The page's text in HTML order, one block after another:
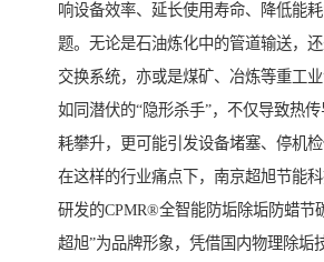
响设备效率、延长使用寿命、降低能
题。无论是石油炼化中的管道输送，
交换系统，亦或是煤矿、冶炼等重工
如同潜伏的“隐形杀手”，不仅导致热
耗攀升，更可能引发设备堵塞、停机检
在这样的行业痛点下，南京超旭节能
研发的CPMR®全智能防垢除垢防蜡节
超旭”为品牌形象，凭借国内物理除垢